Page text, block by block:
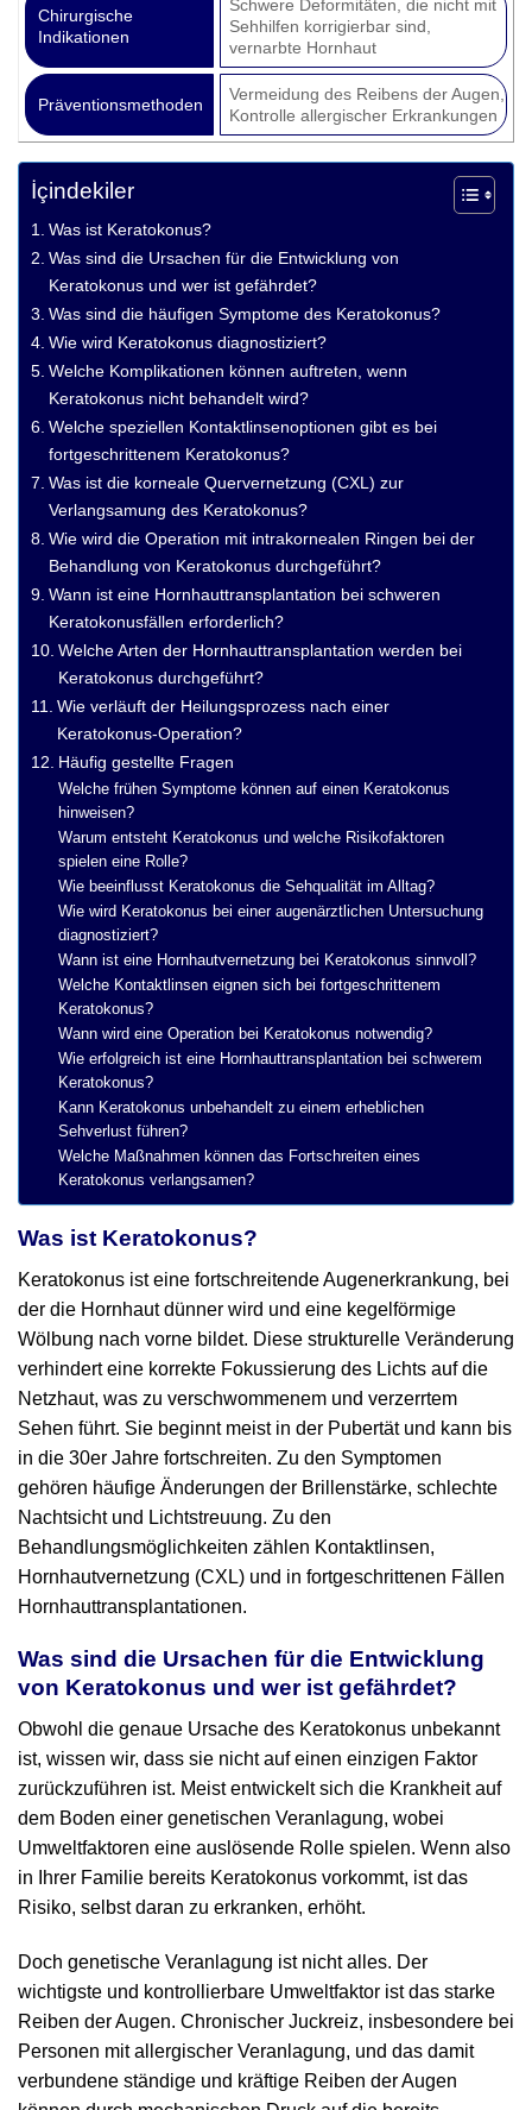
Chirurgische
Indikationen
Schwere Deformitäten, die nicht mit
Sehhilfen korrigierbar sind,
vernarbte Hornhaut
Präventionsmethoden
Vermeidung des Reibens der Augen,
Kontrolle allergischer Erkrankungen
İçindekiler
Was ist Keratokonus?
Was sind die Ursachen für die Entwicklung von
Keratokonus und wer ist gefährdet?
Was sind die häufigen Symptome des Keratokonus?
Wie wird Keratokonus diagnostiziert?
Welche Komplikationen können auftreten, wenn
Keratokonus nicht behandelt wird?
Welche speziellen Kontaktlinsenoptionen gibt es bei
fortgeschrittenem Keratokonus?
Was ist die korneale Quervernetzung (CXL) zur
Verlangsamung des Keratokonus?
Wie wird die Operation mit intrakornealen Ringen bei der
Behandlung von Keratokonus durchgeführt?
Wann ist eine Hornhauttransplantation bei schweren
Keratokonusfällen erforderlich?
Welche Arten der Hornhauttransplantation werden bei
Keratokonus durchgeführt?
Wie verläuft der Heilungsprozess nach einer
Keratokonus-Operation?
Häufig gestellte Fragen
Welche frühen Symptome können auf einen Keratokonus
hinweisen?
Warum entsteht Keratokonus und welche Risikofaktoren
spielen eine Rolle?
Wie beeinflusst Keratokonus die Sehqualität im Alltag?
Wie wird Keratokonus bei einer augenärztlichen Untersuchung
diagnostiziert?
Wann ist eine Hornhautvernetzung bei Keratokonus sinnvoll?
Welche Kontaktlinsen eignen sich bei fortgeschrittenem
Keratokonus?
Wann wird eine Operation bei Keratokonus notwendig?
Wie erfolgreich ist eine Hornhauttransplantation bei schwerem
Keratokonus?
Kann Keratokonus unbehandelt zu einem erheblichen
Sehverlust führen?
Welche Maßnahmen können das Fortschreiten eines
Keratokonus verlangsamen?
Was ist Keratokonus?
Keratokonus ist eine fortschreitende Augenerkrankung, bei
der die Hornhaut dünner wird und eine kegelförmige
Wölbung nach vorne bildet. Diese strukturelle Veränderung
verhindert eine korrekte Fokussierung des Lichts auf die
Netzhaut, was zu verschwommenem und verzerrtem
Sehen führt. Sie beginnt meist in der Pubertät und kann bis
in die 30er Jahre fortschreiten. Zu den Symptomen
gehören häufige Änderungen der Brillenstärke, schlechte
Nachtsicht und Lichtstreuung. Zu den
Behandlungsmöglichkeiten zählen Kontaktlinsen,
Hornhautvernetzung (CXL) und in fortgeschrittenen Fällen
Hornhauttransplantationen.
Was sind die Ursachen für die Entwicklung
von Keratokonus und wer ist gefährdet?
Obwohl die genaue Ursache des Keratokonus unbekannt
ist, wissen wir, dass sie nicht auf einen einzigen Faktor
zurückzuführen ist. Meist entwickelt sich die Krankheit auf
dem Boden einer genetischen Veranlagung, wobei
Umweltfaktoren eine auslösende Rolle spielen. Wenn also
in Ihrer Familie bereits Keratokonus vorkommt, ist das
Risiko, selbst daran zu erkranken, erhöht.
Doch genetische Veranlagung ist nicht alles. Der
wichtigste und kontrollierbare Umweltfaktor ist das starke
Reiben der Augen. Chronischer Juckreiz, insbesondere bei
Personen mit allergischer Veranlagung, und das damit
verbundene ständige und kräftige Reiben der Augen